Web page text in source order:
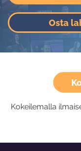
Osta
Kokeilemalla